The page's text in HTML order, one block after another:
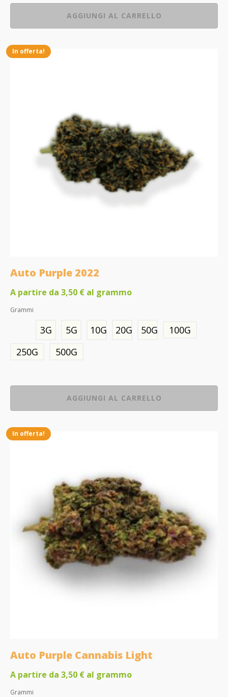
AGGIUNGI AL CARRELLO
In offerta!
Auto Purple 2022
A partire da 3,50 € al grammo
Grammi
3G 5G 10G 20G 50G
100G
250G
500G
AGGIUNGI AL CARRELLO
In offerta!
Auto Purple Cannabis Light
A partire da 3,50 € al grammo
Grammi